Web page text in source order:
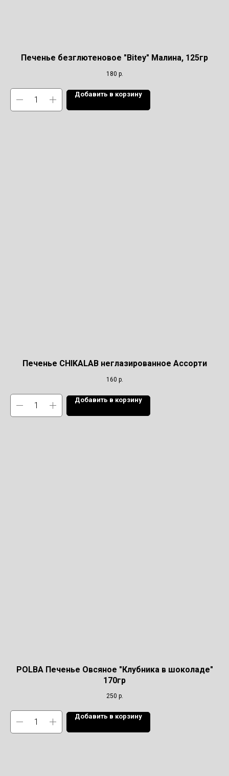
Печенье безглютеновое "Bitey" Малина, 125гр
180 р.
Добавить в корзину
Печенье CHIKALAB неглазированное Ассорти
160 р.
Добавить в корзину
POLBA Печенье Овсяное "Клубника в шоколаде"
170гр
250 р.
Добавить в корзину